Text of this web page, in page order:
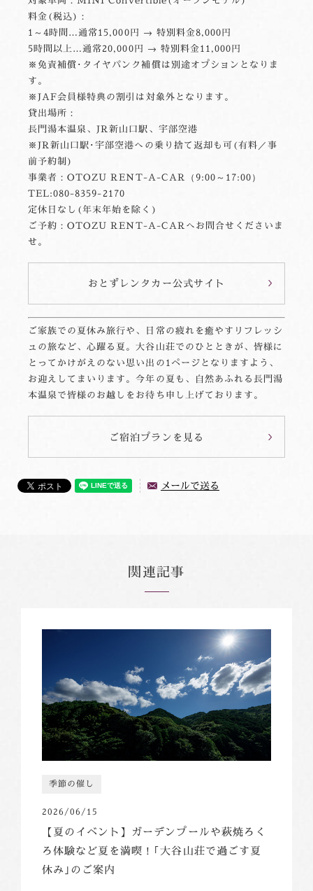
料金(税込)：
1～4時間…通常15,000円 → 特別料金8,000円
5時間以上…通常20,000円 → 特別料金11,000円
※免責補償･タイヤパンク補償は別途オプションとなりま
す。
※JAF会員様特典の割引は対象外となります。
貸出場所：
長門湯本温泉、JR新山口駅、宇部空港
※JR新山口駅･宇部空港への乗り捨て返却も可(有料／事
前予約制)
事業者：OTOZU RENT-A-CAR（9:00～17:00）
TEL:080-8359-2170
定休日なし(年末年始を除く)
ご予約：OTOZU RENT-A-CARへお問合せくださいま
せ。
おとずレンタカー公式サイト
ご家族での夏休み旅行や、日常の疲れを癒やすリフレッシ
ュの旅など、心躍る夏。大谷山荘でのひとときが、皆様に
とってかけがえのない思い出の1ページとなりますよう、
お迎えしてまいります。今年の夏も、自然あふれる長門湯
本温泉で皆様のお越しをお待ち申し上げております。
ご宿泊プランを見る
メールで送る
関連記事
季節の催し
2026/06/15
【夏のイベント】ガーデンプールや萩焼ろく
ろ体験など夏を満喫！｢大谷山荘で過ごす夏
休み｣のご案内